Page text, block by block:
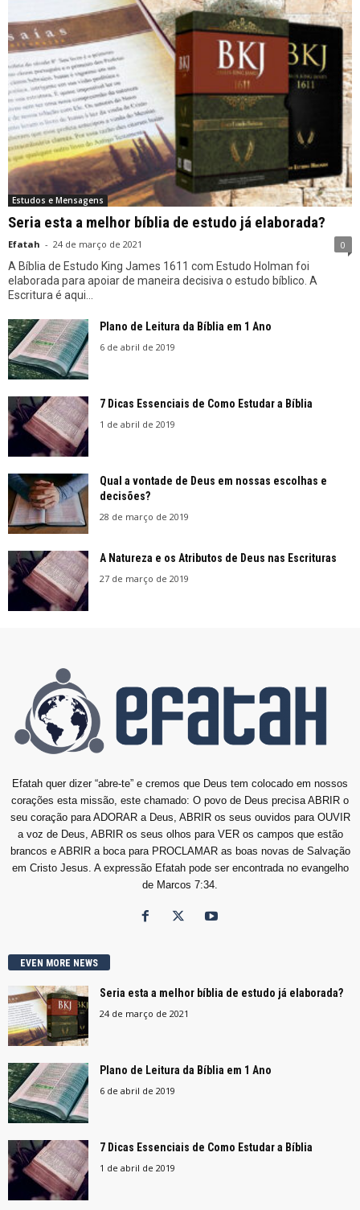
Estudos e Mensagens
Seria esta a melhor bíblia de estudo já elaborada?
Efatah - 24 de março de 2021 0
A Bíblia de Estudo King James 1611 com Estudo Holman foi
elaborada para apoiar de maneira decisiva o estudo bíblico. A
Escritura é aqui...
Plano de Leitura da Bíblia em 1 Ano
6 de abril de 2019
7 Dicas Essenciais de Como Estudar a Bíblia
1 de abril de 2019
Qual a vontade de Deus em nossas escolhas e
decisões?
28 de março de 2019
A Natureza e os Atributos de Deus nas Escrituras
27 de março de 2019
Efatah quer dizer “abre-te” e cremos que Deus tem colocado em nossos
corações esta missão, este chamado: O povo de Deus precisa ABRIR o
seu coração para ADORAR a Deus, ABRIR os seus ouvidos para OUVIR
a voz de Deus, ABRIR os seus olhos para VER os campos que estão
brancos e ABRIR a boca para PROCLAMAR as boas novas de Salvação
em Cristo Jesus. A expressão Efatah pode ser encontrada no evangelho
de Marcos 7:34.
EVEN MORE NEWS
Seria esta a melhor bíblia de estudo já elaborada?
24 de março de 2021
Plano de Leitura da Bíblia em 1 Ano
6 de abril de 2019
7 Dicas Essenciais de Como Estudar a Bíblia
1 de abril de 2019